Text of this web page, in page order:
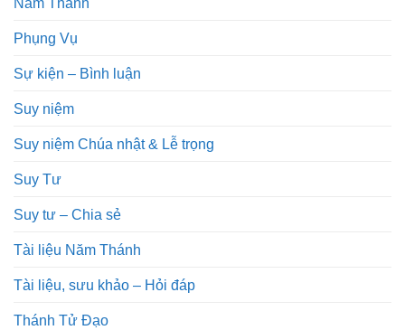
Phụng Vụ
Sự kiện – Bình luận
Suy niệm
Suy niệm Chúa nhật & Lễ trọng
Suy Tư
Suy tư – Chia sẻ
Tài liệu Năm Thánh
Tài liệu, sưu khảo – Hỏi đáp
Thánh Tử Đạo